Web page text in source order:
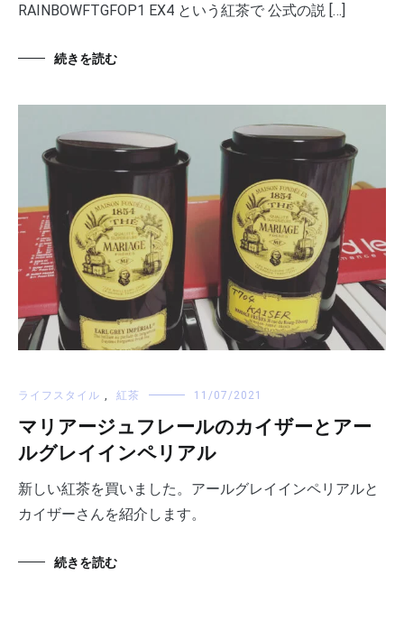
RAINBOWFTGFOP1 EX4 という紅茶で 公式の説 […]
続きを読む
ライフスタイル , 紅茶 11/07/2021
マリアージュフレールのカイザーとアー
ルグレイインペリアル
新しい紅茶を買いました。アールグレイインペリアルと
カイザーさんを紹介します。
続きを読む